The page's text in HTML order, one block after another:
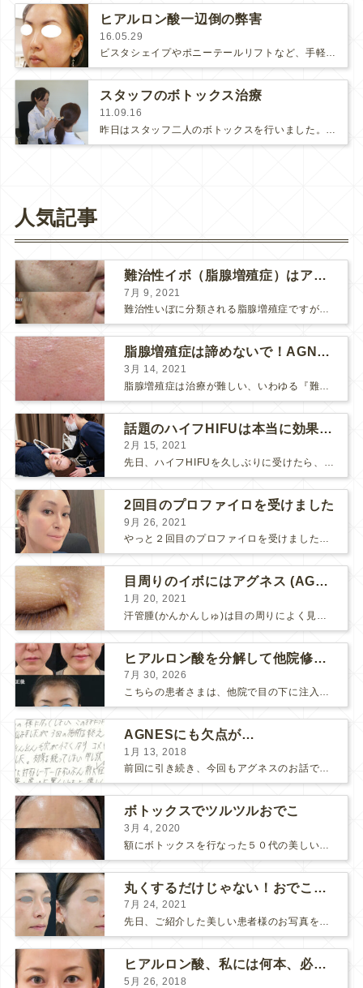
ヒアルロン酸一辺倒の弊害
16.05.29
ビスタシェイプやポニーテールリフトなど、手軽にヒアルロン酸でたるみを持ち上げる治療がありますが、お顔にボリュームがしっかりある場…
スタッフのボトックス治療
11.09.16
人気記事
難治性イボ（脂腺増殖症）はアグネスAGNESが効果的です！
7月 9, 2021
難治性いぼに分類される脂腺増殖症ですが、脂腺増殖症はAGNESアグネスにとても良く反応して、きれいに治すことができます。 ↑ 脂腺増殖症をアグネスAGNESで３回治療した1ヶ月後の写真です。...
脂腺増殖症は諦めないで！AGNESアグネス治療でツルツル肌に！
3月 14, 2021
話題のハイフHIFUは本当に効果があるのか？
2月 15, 2021
先日、ハイフHIFUを久しぶりに受けたら、顔の調子がとても良い感じです♪ 私はハイフHIFU後はいつも３日位、人には気付かれない程度に軽く腫れて、その後、グングンと顔が引き締まります。 ...
2回目のプロファイロを受けました
9月 26, 2021
やっと２回目のプロファイロを受けました。 ↑ 写真はプロファイロ翌日です。 この距離の写真では凹凸は映らないですし、 実物も、首がよく見ると凹凸が残っている位で、 それも３日で...
目周りのイボにはアグネス (AGNES）が効く！（ほぼ）ノーダウンタイムのイボ治療
1月 20, 2021
ヒアルロン酸を分解して他院修正（目の下のチンダル現象とその補正）
7月 30, 2026
こちらの患者さまは、他院で目の下に注入したヒアルロン酸がチンダル現象を起こしていたため、 ヒアルロン酸を分解する薬（ヒアルロニダーゼ）で分解してから 改めてヒアルロン酸を入れ直しました。 ...
AGNESにも欠点が…
1月 13, 2018
前回に引き続き、今回もアグネスのお話です。 AGNESはとっても良い治療である一方、 欠点もいくつかありますので、そちらもお話ししておきますね。 AGNESの欠点 1. ダウンタイム A...
ボトックスでツルツルおでこ
3月 4, 2020
丸くするだけじゃない！おでこのヒアルロン酸注射
7月 24, 2021
先日、ご紹介した美しい患者様のお写真を使わせていただいて、おでこのヒアルロン酸注射について説明します。 （≫ 写真の患者様の経過はこちら『２年間で若返って綺麗になられた患者様』） なぜおでこに...
ヒアルロン酸、私には何本、必要ですか？
5月 26, 2018